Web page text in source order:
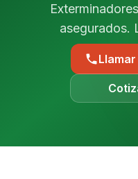
asegurados.